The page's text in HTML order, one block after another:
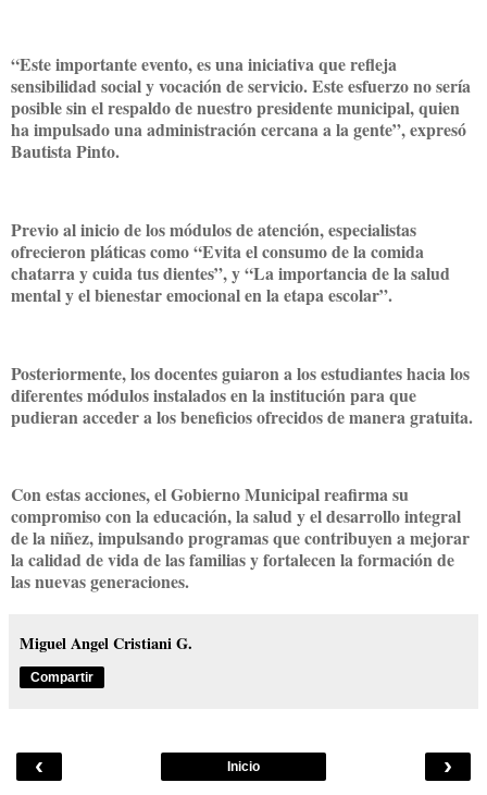
“Este importante evento, es una iniciativa que refleja
sensibilidad social y vocación de servicio. Este esfuerzo no sería
posible sin el respaldo de nuestro presidente municipal, quien
ha impulsado una administración cercana a la gente”, expresó
Bautista Pinto.
Previo al inicio de los módulos de atención, especialistas
ofrecieron pláticas como “Evita el consumo de la comida
chatarra y cuida tus dientes”, y “La importancia de la salud
mental y el bienestar emocional en la etapa escolar”.
Posteriormente, los docentes guiaron a los estudiantes hacia los
diferentes módulos instalados en la institución para que
pudieran acceder a los beneficios ofrecidos de manera gratuita.
Con estas acciones, el Gobierno Municipal reafirma su
compromiso con la educación, la salud y el desarrollo integral
de la niñez, impulsando programas que contribuyen a mejorar
la calidad de vida de las familias y fortalecen la formación de
las nuevas generaciones.
Miguel Angel Cristiani G.
Compartir
‹ ›
Inicio